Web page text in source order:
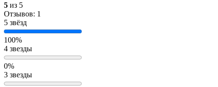
5 из 5
Отзывов: 1
5 звёзд
100%
4 звезды
0%
3 звезды